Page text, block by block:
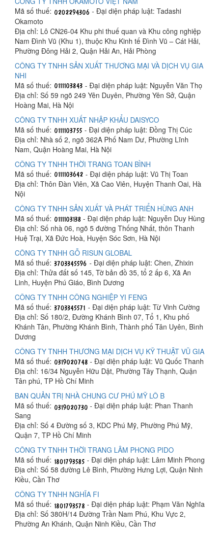
Mã số thuế:
- Đại diện pháp luật: Tadashi
Okamoto
Địa chỉ: Lô CN26-04 Khu phi thuế quan và Khu công nghiệp
Nam Đình Vũ (Khu 1), thuộc Khu Kinh tế Đình Vũ – Cát Hải,
Phường Đông Hải 2, Quận Hải An, Hải Phòng
CÔNG TY TNHH SẢN XUẤT THƯƠNG MẠI VÀ DỊCH VỤ GIA
NHI
Mã số thuế:
- Đại diện pháp luật: Nguyễn Văn Thọ
Địa chỉ: Số 59 ngõ 249 Yên Duyên, Phường Yên Sở, Quận
Hoàng Mai, Hà Nội
CÔNG TY TNHH XUẤT NHẬP KHẨU DAISYCO
Mã số thuế:
- Đại diện pháp luật: Đồng Thị Cúc
Địa chỉ: Nhà số 2, ngõ 362A Phố Nam Dư, Phường Lĩnh
Nam, Quận Hoàng Mai, Hà Nội
CÔNG TY TNHH THỜI TRANG TOAN BÌNH
Mã số thuế:
- Đại diện pháp luật: Vũ Thị Toan
Địa chỉ: Thôn Đàn Viên, Xã Cao Viên, Huyện Thanh Oai, Hà
Nội
CÔNG TY TNHH SẢN XUẤT VÀ PHÁT TRIỂN HÙNG ANH
Mã số thuế:
- Đại diện pháp luật: Nguyễn Duy Hùng
Địa chỉ: Số nhà 06, ngõ 5 đường Thống Nhất, thôn Thanh
Huệ Trại, Xã Đức Hoà, Huyện Sóc Sơn, Hà Nội
CÔNG TY TNHH GỖ RISUN GLOBAL
Mã số thuế:
- Đại diện pháp luật: Chen, Zhixin
Địa chỉ: Thửa đất số 145, Tờ bản đồ 35, tổ 2 ấp 6, Xã An
Linh, Huyện Phú Giáo, Bình Dương
CÔNG TY TNHH CÔNG NGHIỆP YI FENG
Mã số thuế:
- Đại diện pháp luật: Từ Vinh Cường
Địa chỉ: Số 180/2, Đường Khánh Bình 07, Tổ 1, Khu phố
Khánh Tân, Phường Khánh Bình, Thành phố Tân Uyên, Bình
Dương
CÔNG TY TNHH THƯƠNG MẠI DỊCH VỤ KỸ THUẬT VŨ GIA
Mã số thuế:
- Đại diện pháp luật: Vũ Quốc Thanh
Địa chỉ: 16/34 Nguyễn Hữu Dật, Phường Tây Thạnh, Quận
Tân phú, TP Hồ Chí Minh
BAN QUẢN TRỊ NHÀ CHUNG CƯ PHÚ MỸ LÔ B
Mã số thuế:
- Đại diện pháp luật: Phan Thanh
Sang
Địa chỉ: Số 4 Đường số 3, KDC Phú Mỹ, Phường Phú Mỹ,
Quận 7, TP Hồ Chí Minh
CÔNG TY TNHH THỜI TRANG LÂM PHONG PIDO
Mã số thuế:
- Đại diện pháp luật: Lâm Minh Phong
Địa chỉ: Số 58 đường Lê Bình, Phường Hưng Lợi, Quận Ninh
Kiều, Cần Thơ
CÔNG TY TNHH NGHĨA FI
Mã số thuế:
- Đại diện pháp luật: Phạm Văn Nghĩa
Địa chỉ: Số 380H/14 Đường Trần Nam Phú, Khu Vực 2,
Phường An Khánh, Quận Ninh Kiều, Cần Thơ